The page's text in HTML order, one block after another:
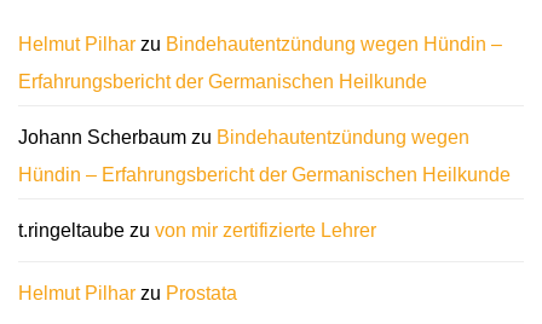
Helmut Pilhar zu Bindehautentzündung wegen Hündin –
Erfahrungsbericht der Germanischen Heilkunde
Johann Scherbaum zu Bindehautentzündung wegen
Hündin – Erfahrungsbericht der Germanischen Heilkunde
t.ringeltaube zu von mir zertifizierte Lehrer
Helmut Pilhar zu Prostata